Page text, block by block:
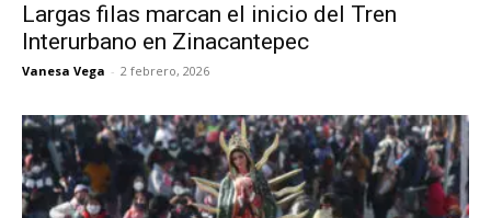
Largas filas marcan el inicio del Tren
Interurbano en Zinacantepec
Vanesa Vega - 2 febrero, 2026